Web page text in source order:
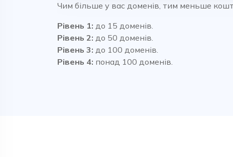
Чим більше у вас доменів, тим меньше
Рівень 1: до 15 доменів.
Рівень 2: до 50 доменів.
Рівень 3: до 100 доменів.
Рівень 4: понад 100 доменів.